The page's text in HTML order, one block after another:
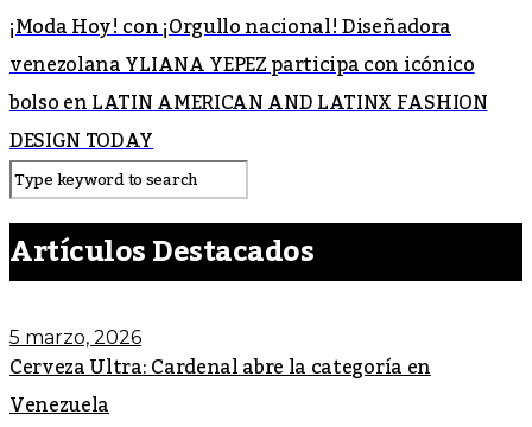
¡Moda Hoy! con ¡Orgullo nacional! Diseñadora
venezolana YLIANA YEPEZ participa con icónico
bolso en LATIN AMERICAN AND LATINX FASHION
DESIGN TODAY
Artículos Destacados
5 marzo, 2026
Cerveza Ultra: Cardenal abre la categoría en
Venezuela